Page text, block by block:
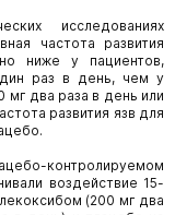
исследованиях
частота развития
ниже у пациентов,
раз в день, чем у
мг два раза в день или
развития язв для
контролируемом
воздействие 15-
(200 мг два